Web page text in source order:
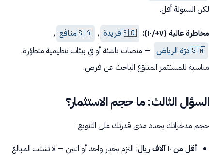
لكن السيولة أقل.
مخاطرة عالية (٧+/١٠): 🇪🇬فريدة ,
🇸🇦منافع ,
🇸🇦درّة الرياض — منصات ناشئة أو في بيئات تنظيمية متطوّرة.
مناسبة للمستثمر المتنوّع الباحث عن فرص.
السؤال الثالث: ما حجم الاستثمار؟
حجم مدخراتك يحدد مدى قدرتك على التنويع:
أقل من ١٠ آلاف ريال
: التزم بخيار واحد أو اثنين — لا تشتت المبالغ